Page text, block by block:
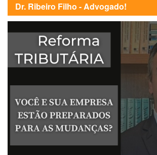
Dr. Ribeiro Filho - Advogado!